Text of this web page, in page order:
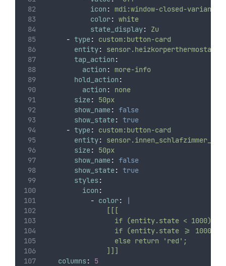
icon :
mdi:window-closed-variant
color: white
state_display:
Zu
- type:
custom:button-card
entity:
tap_action :
action :
more-info
hold_action :
action :
none
size:
50px
show_name:
false
show_state: true
- type:
custom:button-card
entity:
size:
50px
show_name:
false
show_state: true
styles:
icon :
- color:
|
                [[[
if (entity.state < 1000)
if (entity.state >= 1000
                  else return 'red';
                ]]]
columns: 5